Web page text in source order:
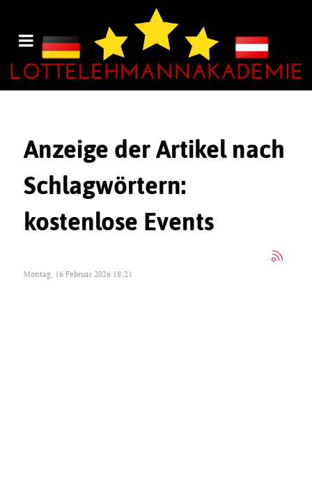
Anzeige der Artikel nach
Schlagwörtern:
kostenlose Events
Montag, 16 Februar 2026 18:21